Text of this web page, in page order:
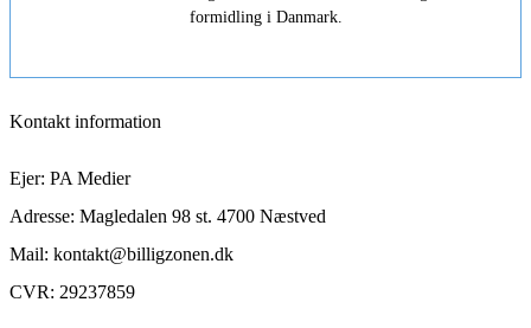
formidling i Danmark.
Kontakt information
Ejer: PA Medier
Adresse: Magledalen 98 st. 4700 Næstved
Mail: kontakt@billigzonen.dk
CVR: 29237859